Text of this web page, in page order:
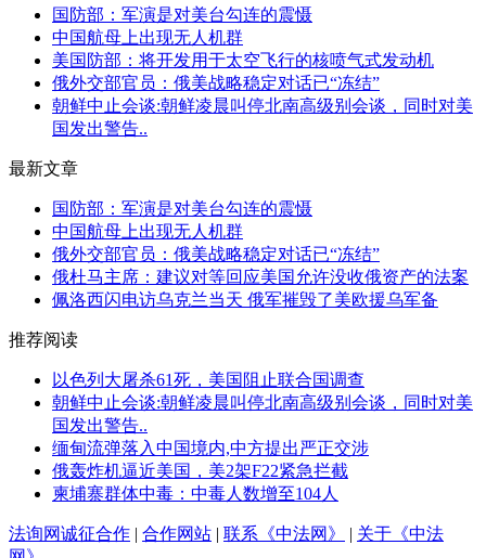
国防部：军演是对美台勾连的震慑
中国航母上出现无人机群
美国防部：将开发用于太空飞行的核喷气式发动机
俄外交部官员：俄美战略稳定对话已“冻结”
朝鲜中止会谈:朝鲜凌晨叫停北南高级别会谈，同时对美
国发出警告..
最新文章
国防部：军演是对美台勾连的震慑
中国航母上出现无人机群
俄外交部官员：俄美战略稳定对话已“冻结”
俄杜马主席：建议对等回应美国允许没收俄资产的法案
佩洛西闪电访乌克兰当天 俄军摧毁了美欧援乌军备
推荐阅读
以色列大屠杀61死，美国阻止联合国调查
朝鲜中止会谈:朝鲜凌晨叫停北南高级别会谈，同时对美
国发出警告..
缅甸流弹落入中国境内,中方提出严正交涉
俄轰炸机逼近美国，美2架F22紧急拦截
柬埔寨群体中毒：中毒人数增至104人
法询网诚征合作 | 合作网站 | 联系《中法网》 | 关于《中法